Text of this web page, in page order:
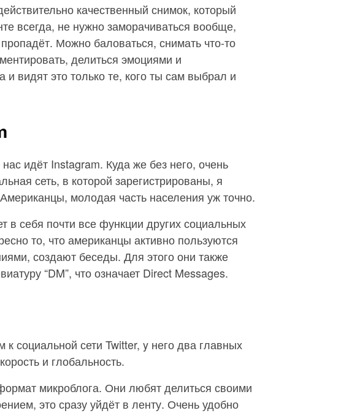
качественный снимок, который
всегда, не нужно заморачиваться вообще,
Можно баловаться, снимать что-то
делиться эмоциями и
и видят это только те, кого ты сам выбрал и
идёт Instagram. Куда же без него, очень
сеть, в которой зарегистрированы, я
молодая часть населения уж точно.
в себя почти все функции других социальных
то, что американцы активно пользуются
создают беседы. Для этого они также
“DM”, что означает Direct Messages.
социальной сети Twitter, y него два главных
и глобальность.
микроблога. Они любят делиться своими
это сразу уйдёт в ленту. Очень удобно